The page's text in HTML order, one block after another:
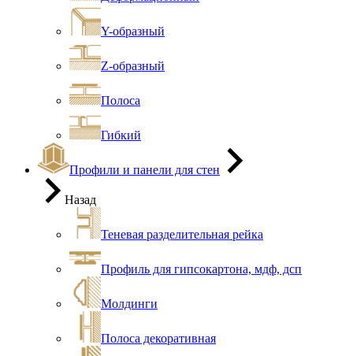
Y-образный
Z-образный
Полоса
Гибкий
Профили и панели для стен
Назад
Теневая разделительная рейка
Профиль для гипсокартона, мдф, дсп
Молдинги
Полоса декоративная